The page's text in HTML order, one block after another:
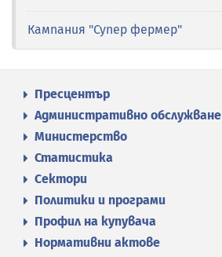
Кампания "Супер фермер"
Пресцентър
Административно обслужване
Министерство
Статистика
Сектори
Политики и програми
Профил на купувача
Нормативни актове